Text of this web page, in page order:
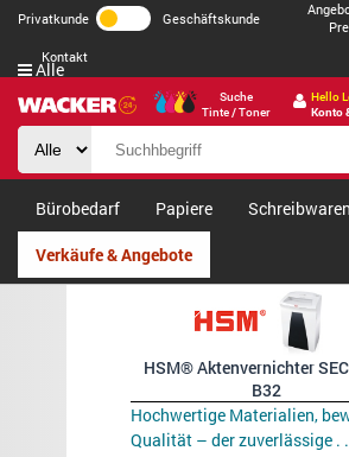
Privatkunde Geschäftskunde
Kontakt
Suche
Tinte / Toner
Hello
Konto
Alle
Bürobedarf Papiere Schreibwaren
Verkäufe & Angebote
HSM® Aktenvernichter
B32
Hochwertige Materialien,
Qualität – der zuverlässige .